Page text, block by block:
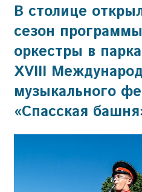
января
1924
года
В столице
сезон
оркестры в
XVIII
музыкального
«Спасская